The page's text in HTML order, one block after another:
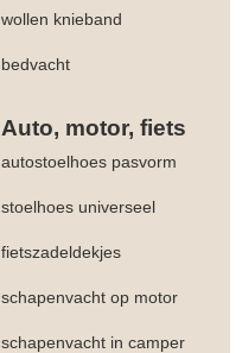
wollen knieband
bedvacht
Auto, motor, fiets
autostoelhoes pasvorm
stoelhoes universeel
fietszadeldekjes
schapenvacht op motor
schapenvacht in camper